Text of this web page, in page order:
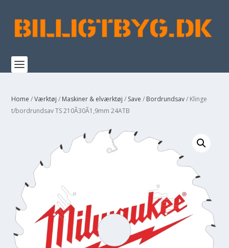
Home /Værktøj / Maskiner & elværktøj / Save / Bordrundsav/ Klinge
t/bordrundsav TS 210Ã30Ã1,9mm 24ATB